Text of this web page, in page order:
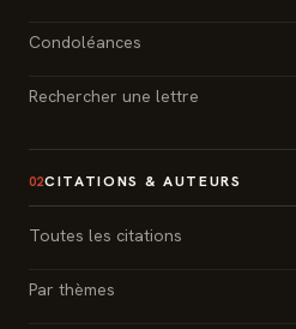
Condoléances
Rechercher une lettre
02CITATIONS & AUTEURS
Toutes les citations
Par thèmes